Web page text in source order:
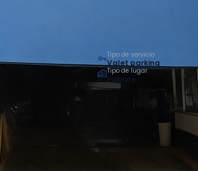
Tipo de servicio
Valet parking
Tipo de lugar
Público